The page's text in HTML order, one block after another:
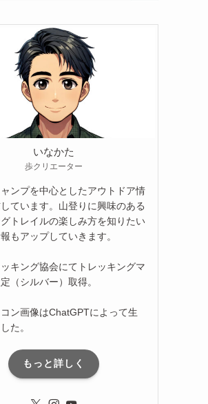
いなかた
歩クリエーター
ンプを中心としたアウトドア情
ています。山登りに興味のある
トレイルの楽しみ方を知りたい
もアップしていきます。
キング協会にてトレッキングマ
（シルバー）取得。
コン画像はChatGPTによって生
た。
もっと詳しく